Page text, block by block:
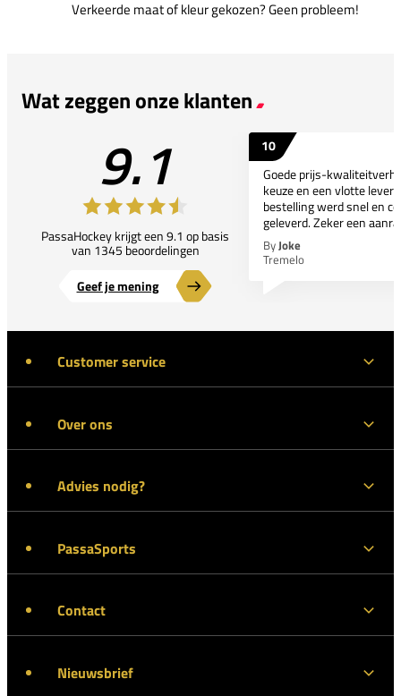
Verkeerde maat of kleur gekozen? Geen probleem!
Wat zeggen onze klanten
9.1
PassaHockey krijgt een 9.1 op basis
van 1345 beoordelingen
Geef je mening
10
Goede prijs-
keuze en een vlotte
bestelling werd snel en
geleverd. Zeker een
ByJoke
Tremelo
Customer service
Over ons
Advies nodig?
PassaSports
Contact
Nieuwsbrief